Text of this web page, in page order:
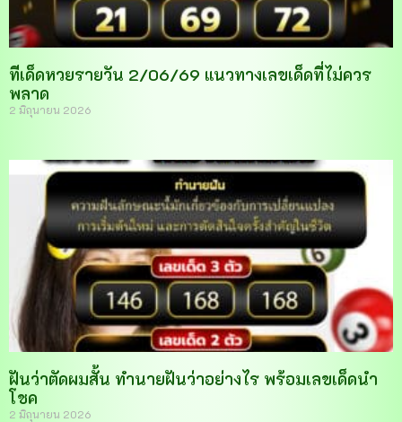
ทีเด็ดหวยรายวัน 2/06/69 แนวทางเลขเด็ดที่ไม่ควร
พลาด
2 มิถุนายน 2026
ฝันว่าตัดผมสั้น ทำนายฝันว่าอย่างไร พร้อมเลขเด็ดนำ
โชค
2 มิถุนายน 2026